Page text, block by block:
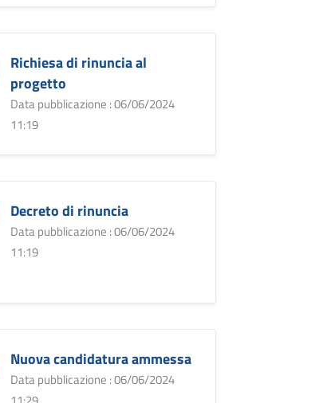
Richiesa di rinuncia al
progetto
Data pubblicazione : 06/06/2024
11:19
Decreto di rinuncia
Data pubblicazione : 06/06/2024
11:19
Nuova candidatura ammessa
Data pubblicazione : 06/06/2024